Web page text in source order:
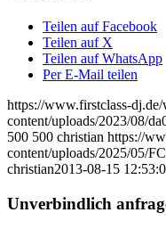
Teilen auf Facebook
Teilen auf X
Teilen auf WhatsApp
Per E-Mail teilen
https://www.firstclass-
content/uploads/2023/08/
500 500 christian https://
content/uploads/2025/05/
christian2013-08-15
Unverbindlich